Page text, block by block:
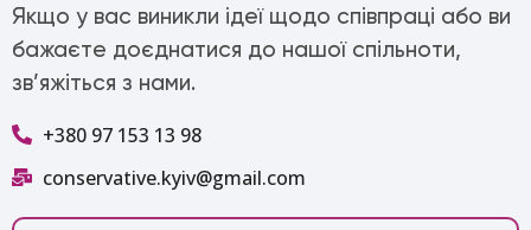
Якщо у вас виникли ідеї щодо співпраці або ви
бажаєте доєднатися до нашої спільноти,
зв’яжіться з нами.
+380 97 153 13 98
conservative.kyiv@gmail.com